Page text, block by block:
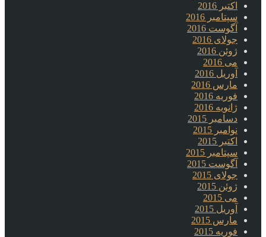
اکتبر 2016
سپتامبر 2016
آگوست 2016
جولای 2016
ژوئن 2016
می 2016
آوریل 2016
مارس 2016
فوریه 2016
ژانویه 2016
دسامبر 2015
نوامبر 2015
اکتبر 2015
سپتامبر 2015
آگوست 2015
جولای 2015
ژوئن 2015
می 2015
آوریل 2015
مارس 2015
فوریه 2015